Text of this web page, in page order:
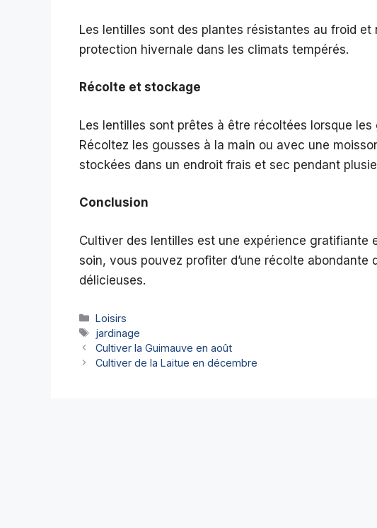
Les lentilles sont des plantes résistantes au froid et
protection hivernale dans les climats tempérés.
Récolte et stockage
Les lentilles sont prêtes à être récoltées lorsque
Récoltez les gousses à la main ou avec une
stockées dans un endroit frais et sec pendant
Conclusion
Cultiver des lentilles est une expérience gratifiante
soin, vous pouvez profiter d’une récolte
délicieuses.
Catégories
Loisirs
Étiquettes
jardinage
Cultiver la Guimauve en août
Cultiver de la Laitue en décembre